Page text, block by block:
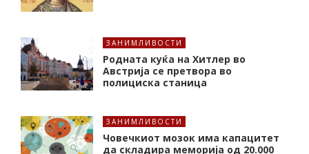
ЗАНИМЛИВОСТИ
Родната куќа на Хитлер во
Австрија се претвора во
полициска станица
ЗАНИМЛИВОСТИ
Човечкиот мозок има капацитет
да складира меморија од 20.000